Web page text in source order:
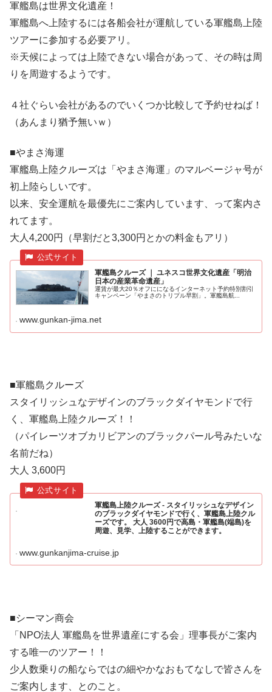
軍艦島は世界文化遺産！
軍艦島へ上陸するには各船会社が運航している軍艦島上陸
ツアーに参加する必要アリ。
※天候によっては上陸できない場合があって、その時は周
りを周遊するようです。
４社ぐらい会社があるのでいくつか比較して予約せねば！
（あんまり猶予無いｗ）
■やまさ海運
軍艦島上陸クルーズは「やまさ海運」のマルベージャ号が
初上陸らしいです。
以来、安全運航を最優先にご案内しています、って案内さ
れてます。
大人4,200円（早割だと3,300円とかの料金もアリ）
軍艦島クルーズ ｜ ユネスコ世界文化遺産「明治
日本の産業革命遺産」
運賃が最大20％オフにになるインターネット予約特別割引
キャンペーン「やまさのトリプル早割」。軍艦島航...
www.gunkan-jima.net
■軍艦島クルーズ
スタイリッシュなデザインのブラックダイヤモンドで行
く、軍艦島上陸クルーズ！！
（パイレーツオブカリビアンのブラックパール号みたいな
名前だね）
大人 3,600円
軍艦島上陸クルーズ - スタイリッシュなデザイン
のブラックダイヤモンドで行く、軍艦島上陸クル
ーズです。 大人 3600円で高島・軍艦島(端島)を
周遊、見学、上陸することができます。
www.gunkanjima-cruise.jp
■シーマン商会
「NPO法人 軍艦島を世界遺産にする会」理事長がご案内
する唯一のツアー！！
少人数乗りの船ならではの細やかなおもてなしで皆さんを
ご案内します、とのこと。